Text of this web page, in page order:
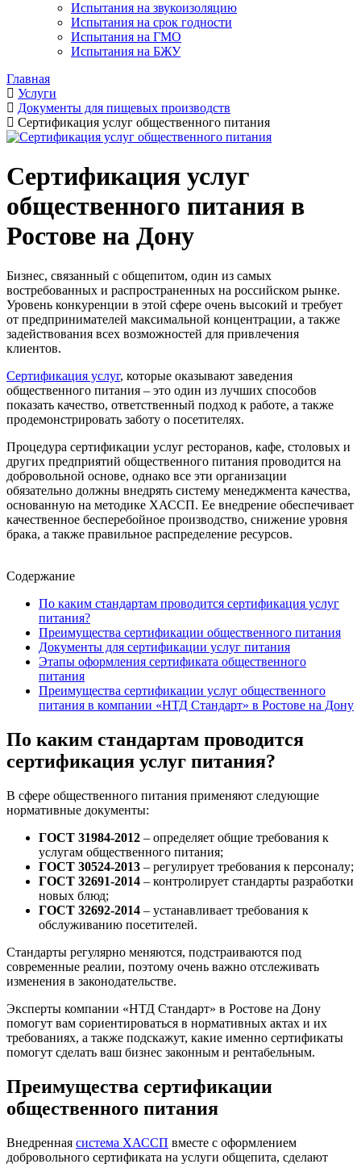
Испытания на звукоизоляцию
Испытания на срок годности
Испытания на ГМО
Испытания на БЖУ
Главная
Услуги
Документы для пищевых производств
Сертификация услуг общественного питания
Сертификация услуг
общественного питания в
Ростове на Дону
Бизнес, связанный с общепитом, один из самых
востребованных и распространенных на российском рынке.
Уровень конкуренции в этой сфере очень высокий и требует
от предпринимателей максимальной концентрации, а также
задействования всех возможностей для привлечения
клиентов.
Сертификация услуг, которые оказывают заведения
общественного питания – это один из лучших способов
показать качество, ответственный подход к работе, а также
продемонстрировать заботу о посетителях.
Процедура сертификации услуг ресторанов, кафе, столовых и
других предприятий общественного питания проводится на
добровольной основе, однако все эти организации
обязательно должны внедрять систему менеджмента качества,
основанную на методике ХАССП. Ее внедрение обеспечивает
качественное бесперебойное производство, снижение уровня
брака, а также правильное распределение ресурсов.
Содержание
По каким стандартам проводится сертификация услуг
питания?
Преимущества сертификации общественного питания
Документы для сертификации услуг питания
Этапы оформления сертификата общественного
питания
Преимущества сертификации услуг общественного
питания в компании «НТД Стандарт» в Ростове на Дону
По каким стандартам проводится
сертификация услуг питания?
В сфере общественного питания применяют следующие
нормативные документы:
ГОСТ 31984-2012 – определяет общие требования к
услугам общественного питания;
ГОСТ 30524-2013 – регулирует требования к персоналу;
ГОСТ 32691-2014 – контролирует стандарты разработки
новых блюд;
ГОСТ 32692-2014 – устанавливает требования к
обслуживанию посетителей.
Стандарты регулярно меняются, подстраиваются под
современные реалии, поэтому очень важно отслеживать
изменения в законодательстве.
Эксперты компании «НТД Стандарт» в Ростове на Дону
помогут вам сориентироваться в нормативных актах и их
требованиях, а также подскажут, какие именно сертификаты
помогут сделать ваш бизнес законным и рентабельным.
Преимущества сертификации
общественного питания
Внедренная система ХАССП вместе с оформлением
добровольного сертификата на услуги общепита, сделают